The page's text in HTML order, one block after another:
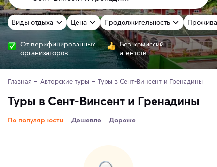
Виды отдыха Цена Продолжительность
От верифицированных
организаторов
Без комиссий
агентств
Главная Авторские туры Туры в Сент-Винсент и Гренадины
Туры в Сент-Винсент и Гренадины
По популярности Дешевле Дороже